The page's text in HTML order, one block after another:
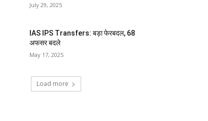
July 29, 2025
IAS IPS Transfers: बड़ा फेरबदल, 68
अफसर बदले
May 17, 2025
Load more